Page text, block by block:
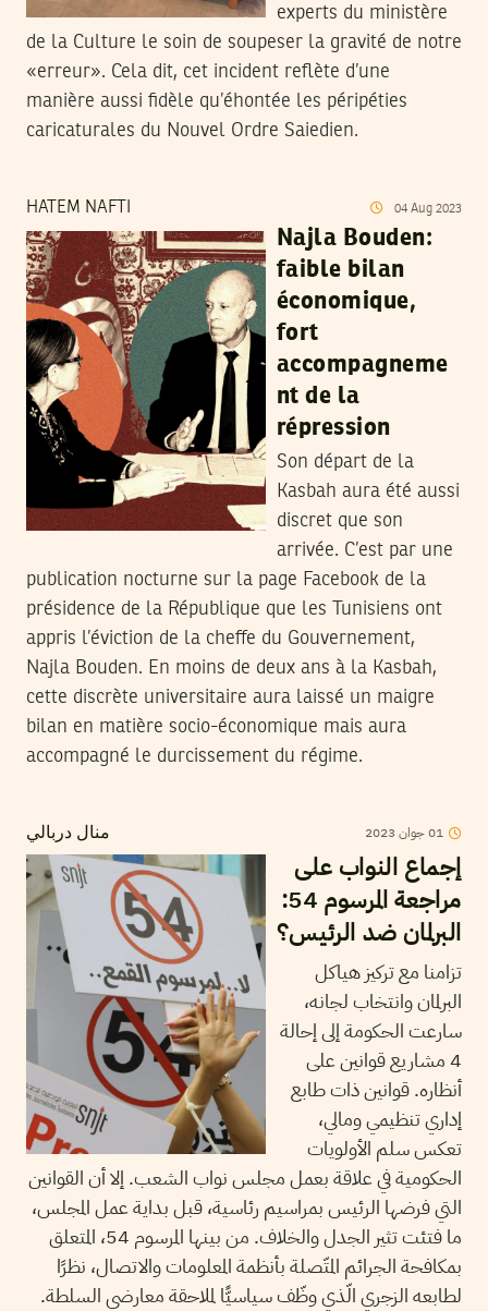
experts du ministère
de la Culture le soin de soupeser la gravité de notre
«erreur». Cela dit, cet incident reflète d’une
manière aussi fidèle qu’éhontée les péripéties
caricaturales du Nouvel Ordre Saiedien.
HATEM NAFTI 04 Aug 2023
Najla Bouden:
faible bilan
économique,
fort
accompagneme
nt de la
répression
Son départ de la
Kasbah aura été aussi
discret que son
arrivée. C’est par une
publication nocturne sur la page Facebook de la
présidence de la République que les Tunisiens ont
appris l’éviction de la cheffe du Gouvernement,
Najla Bouden. En moins de deux ans à la Kasbah,
cette discrète universitaire aura laissé un maigre
bilan en matière socio-économique mais aura
accompagné le durcissement du régime.
منال دربالي 01جوان 2023
إجماع النواب على
مراجعة المرسوم 54:
البرلمان ضد الرئيس؟
تزامنا مع تركيز هياكل
البرلمان وانتخاب لجانه،
سارعت الحكومة إلى إحالة
4 مشاريع قوانين على
أنظاره. قوانين ذات طابع
إداري تنظيمي ومالي،
تعكس سلم الأولويات
الحكومية في علاقة بعمل مجلس نواب الشعب. إلا أن القوانين
التي فرضها الرئيس بمراسيم رئاسية، قبل بداية عمل المجلس،
ما فتئت تثير الجدل والخلاف. من بينها المرسوم 54، المتعلق
بمكافحة الجرائم المتّصلة بأنظمة المعلومات والاتصال، نظرًا
لطابعه الزجري الّذي وظّف سياسيًّا لملاحقة معارضي السلطة.